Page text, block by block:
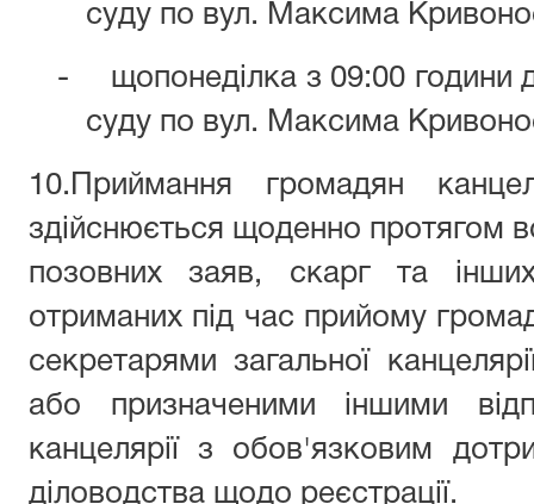
суду по вул. Максима
-
щопонеділка з 09:00 години
суду по вул. Максима
10.Приймання громадян
здійснюється щоденно протягом
позовних заяв, скарг та
отриманих під час прийому
секретарями загальної
або призначеними іншими
канцелярії з обов'язковим
діловодства щодо реєстрації.